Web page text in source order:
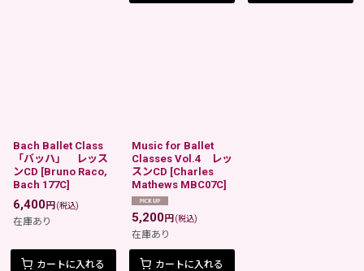
Bach Ballet Class
「バッハ」 レッス
ンCD [Bruno Raco,
Bach 177C]
6,400円 (税込)
在庫あり
カートに入れる
Music for Ballet
Classes Vol.4 レッ
スンCD [Charles
Mathews MBC07C]
5,200円 (税込)
在庫あり
カートに入れる